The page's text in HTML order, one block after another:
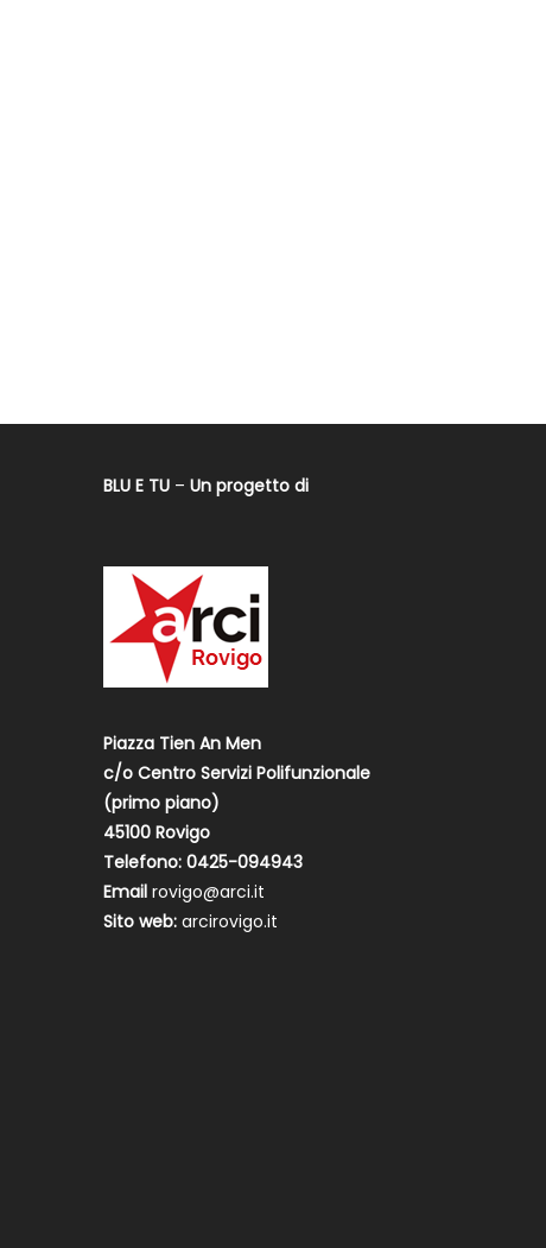
BLU E TU –Un progetto di
Piazza Tien An Men
c/o Centro Servizi Polifunzionale
(primo piano)
45100 Rovigo
Telefono: 0425-094943
Emailrovigo@arci.it
Sito web:arcirovigo.it